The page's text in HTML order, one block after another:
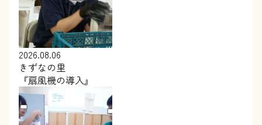
2026.08.06
きずなの里
『扇風機の導入』